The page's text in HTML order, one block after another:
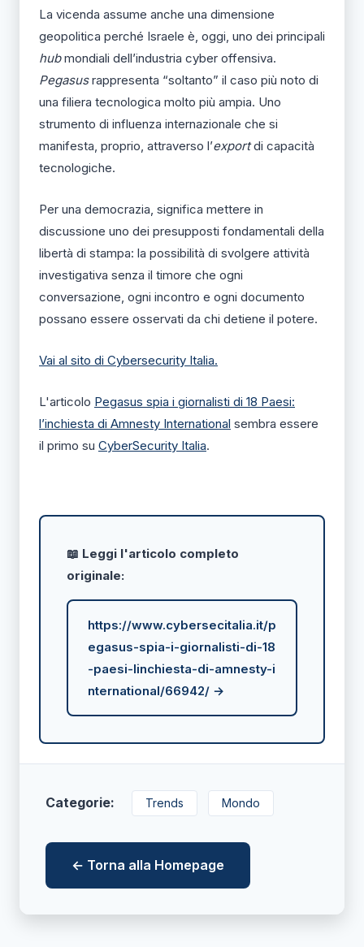
La vicenda assume anche una dimensione
geopolitica perché Israele è, oggi, uno dei principali
hubmondiali dell’industria cyber offensiva.
Pegasusrappresenta “soltanto” il caso più noto di
una filiera tecnologica molto più ampia. Uno
strumento di influenza internazionale che si
manifesta, proprio, attraverso l’exportdi capacità
tecnologiche.
Per una democrazia, significa mettere in
discussione uno dei presupposti fondamentali della
libertà di stampa: la possibilità di svolgere attività
investigativa senza il timore che ogni
conversazione, ogni incontro e ogni documento
possano essere osservati da chi detiene il potere.
Vai al sito di Cybersecurity Italia.
L'articolo Pegasus spia i giornalisti di 18 Paesi:
l’inchiesta di Amnesty International sembra essere
il primo su CyberSecurity Italia.
📖 Leggi l'articolo completo
originale:
https://www.cybersecitalia.it/p
egasus-spia-i-giornalisti-di-18
-paesi-linchiesta-di-amnesty-i
nternational/66942/ →
Categorie: Trends Mondo
← Torna alla Homepage